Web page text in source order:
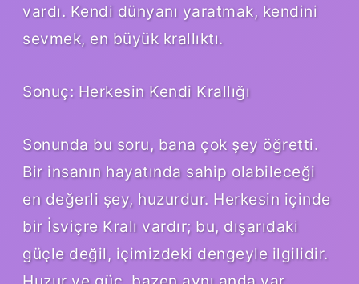
vardı. Kendi dünyanı yaratmak, kendini
sevmek, en büyük krallıktı.
Sonuç: Herkesin Kendi Krallığı
Sonunda bu soru, bana çok şey öğretti.
Bir insanın hayatında sahip olabileceği
en değerli şey, huzurdur. Herkesin içinde
bir İsviçre Kralı vardır; bu, dışarıdaki
güçle değil, içimizdeki dengeyle ilgilidir.